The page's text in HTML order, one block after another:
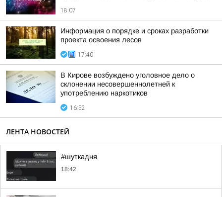
18:07
Информация о порядке и сроках разработки
проекта освоения лесов
17:40
В Кирове возбуждено уголовное дело о
склонении несовершеннолетней к
употреблению наркотиков
16:52
ЛЕНТА НОВОСТЕЙ
#шуткадня
18:42